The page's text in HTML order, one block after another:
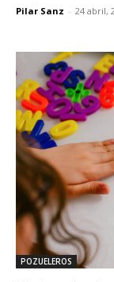
Pilar Sanz - 24 abril,
POZUELEROS